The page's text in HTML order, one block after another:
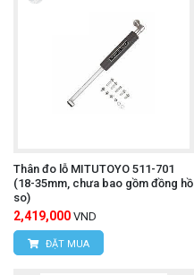
Thân đo lỗ MITUTOYO 511-701
(18-35mm, chưa bao gồm đồng hồ
so)
2,419,000 VND
ĐẶT MUA